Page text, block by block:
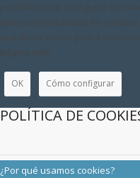
posibilidad de configurar su
que sean instaladas en su
que dicha acción podrá
página web.
OK Cómo configurar
POLÍTICA DE
¿Por qué usamos cookies?